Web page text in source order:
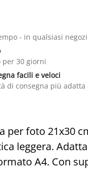
- in qualsiasi
per 30 giorni
facili e veloci
di consegna più adatta
per foto 21x30
leggera.
A4. Con